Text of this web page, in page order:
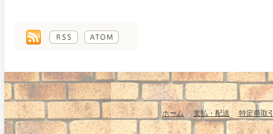
ホーム 支払・配送 特定商取